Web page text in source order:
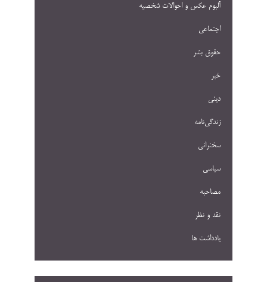
آلبوم عکس و احوالات شخصيه
اجتماعی
حقوق بشر
خبر
دینی
زندگی‌نامه
سخنرانی
سیاسی
مصاحبه
نقد و نظر
یادداشت ها